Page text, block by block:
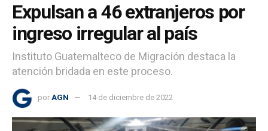
Expulsan a 46 extranjeros por
ingreso irregular al país
Instituto Guatemalteco de Migración destaca la
atención bridada en este proceso.
por AGN 14 de diciembre de 2022